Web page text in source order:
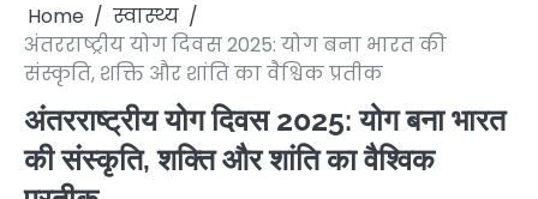
Home
स्वास्थ्य
अंतरराष्ट्रीय योग दिवस 2025: योग बना भारत की
संस्कृति, शक्ति और शांति का वैश्विक प्रतीक
अंतरराष्ट्रीय योग दिवस 2025: योग बना भारत
की संस्कृति, शक्ति और शांति का वैश्विक